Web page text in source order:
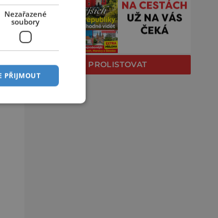
PROLISTOVAT
Nezařazené
soubory
PŘIJMOUT